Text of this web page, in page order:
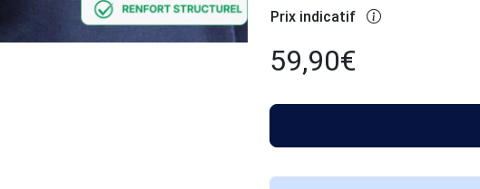
Prix indicatif
59,90€